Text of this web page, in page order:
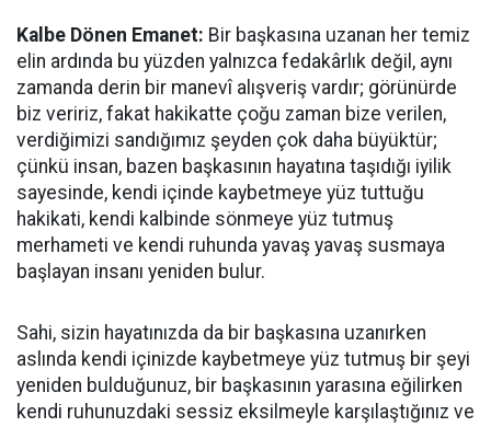
Kalbe Dönen Emanet: Bir başkasına uzanan her temiz
elin ardında bu yüzden yalnızca fedakârlık değil, aynı
zamanda derin bir manevî alışveriş vardır; görünürde
biz veririz, fakat hakikatte çoğu zaman bize verilen,
verdiğimizi sandığımız şeyden çok daha büyüktür;
çünkü insan, bazen başkasının hayatına taşıdığı iyilik
sayesinde, kendi içinde kaybetmeye yüz tuttuğu
hakikati, kendi kalbinde sönmeye yüz tutmuş
merhameti ve kendi ruhunda yavaş yavaş susmaya
başlayan insanı yeniden bulur.
Sahi, sizin hayatınızda da bir başkasına uzanırken
aslında kendi içinizde kaybetmeye yüz tutmuş bir şeyi
yeniden bulduğunuz, bir başkasının yarasına eğilirken
kendi ruhunuzdaki sessiz eksilmeyle karşılaştığınız ve